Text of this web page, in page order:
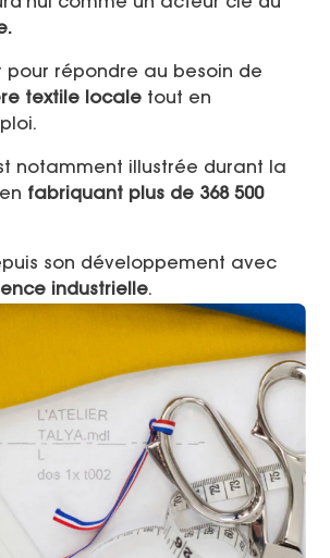
pour répondre au besoin de
textile locale tout en
notamment illustrée durant la
fabriquant plus de 368 500
son développement avec
industrielle.